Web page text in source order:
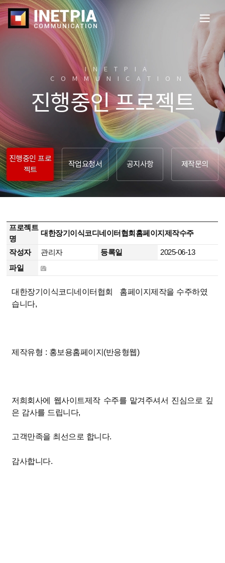
INETPIA
COMMUNICATION​
진행중인 프로젝트
진행중인 프로
젝트
작업요청서 공지사항 제작문의
프로젝트
명
대한장기이식코디네이터협회홈페이지제작수주
작성자 관리자 등록일
2025-06-13
파일
대한장기이식코디네이터협회 홈페이지제작을 수주하였
습니다,
제작유형 : 홍보용홈페이지(반응형웹)
저희회사에 웹사이트제작 수주를 맡겨주셔서 진심으로 깊
은 감사를 드립니다,
고객만족을 최선으로 합니다.
감사합니다.
전
뉴
열
기